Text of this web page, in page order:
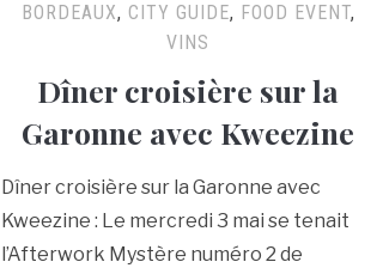
BORDEAUX, CITY GUIDE, FOOD EVENT,
VINS
Dîner croisière sur la
Garonne avec Kweezine
Dîner croisière sur la Garonne avec
Kweezine : Le mercredi 3 mai se tenait
l’Afterwork Mystère numéro 2 de